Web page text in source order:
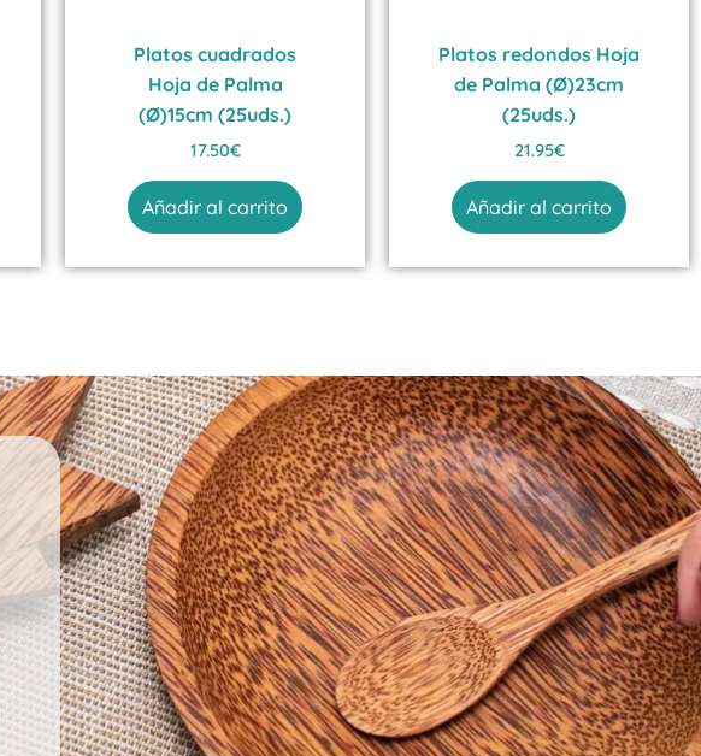
Platos cuadrados
Hoja de Palma
(Ø)15cm (25uds.)
17.50€
Añadir al carrito
Platos redondos Hoja
de Palma (Ø)23cm
(25uds.)
21.95€
Añadir al carrito